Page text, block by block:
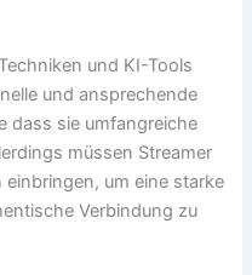
und KI-Tools
und ansprechende
dass sie umfangreiche
müssen Streamer
um eine starke
Verbindung zu